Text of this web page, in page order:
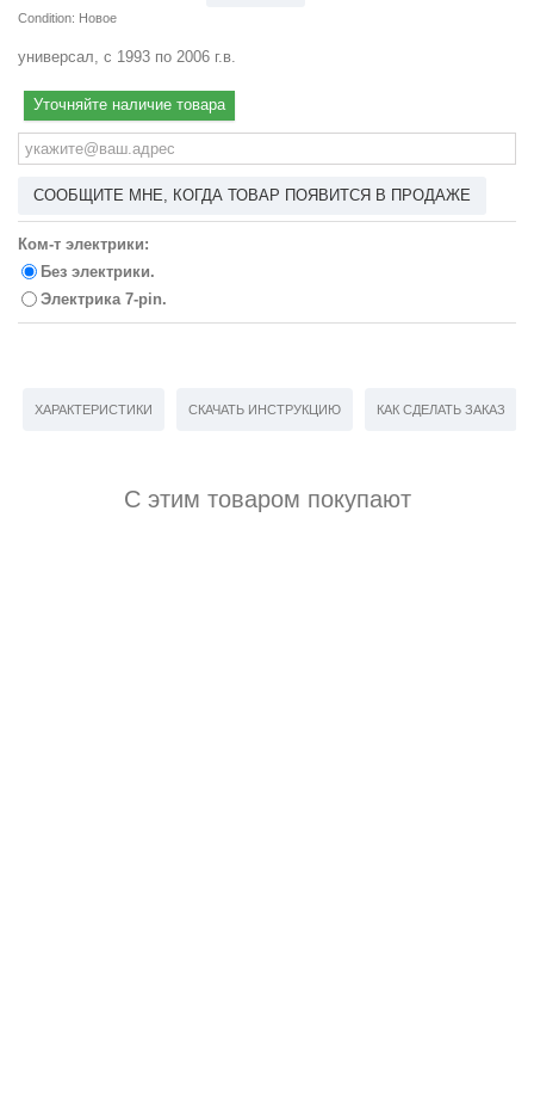
Condition: Новое
универсал, с 1993 по 2006 г.в.
Уточняйте наличие товара
СООБЩИТЕ МНЕ, КОГДА ТОВАР ПОЯВИТСЯ В ПРОДАЖЕ
Ком-т электрики:
Без электрики.
Электрика 7-pin.
ХАРАКТЕРИСТИКИ СКАЧАТЬ ИНСТРУКЦИЮ КАК СДЕЛАТЬ ЗАКАЗ
С этим товаром покупают